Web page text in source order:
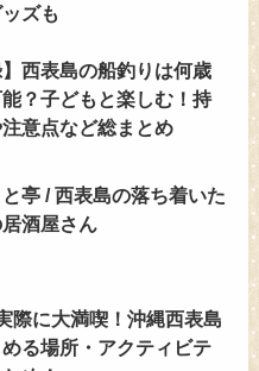
ズも
】西表島の船釣りは何歳
？子どもと楽しむ！持
意点など総まとめ
亭 / 西表島の落ち着いた
酒屋さん
際に大満喫！沖縄西表島
る場所・アクティビテ